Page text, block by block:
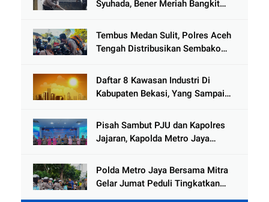
Syuhada, Bener Meriah Bangkit
Tembus Medan Sulit, Polres Aceh
Tengah Distribusikan Sembako
Jamat
Daftar 8 Kawasan Industri Di
Kabupaten Bekasi, Yang Sampai
Pisah Sambut PJU dan Kapolres
Jajaran, Kapolda Metro Jaya
Diperkuat
Polda Metro Jaya Bersama Mitra
Gelar Jumat Peduli Tingkatkan